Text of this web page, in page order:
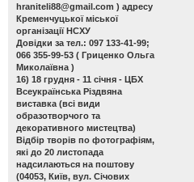
hraniteli88@gmail.com ) адресу
Кременчуцької міської
організації НСХУ
Довідки за тел.: 097 133-41-99;
066 355-99-53 ( Гриценко Ольга
Миколаївна )
16) 18 грудня - 11 січня - ЦБХ
Всеукраїнська Різдвяна
виставка (всі види
образотворчого та
декоративного мистецтва)
Відбір творів по фотографіям,
які до 20 листопада
надсилаються на поштову
(04053, Київ, вул. Січових